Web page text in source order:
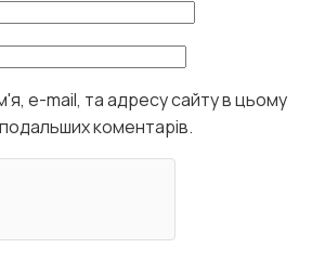
e-mail, та адресу сайту в цьому
коментарів.